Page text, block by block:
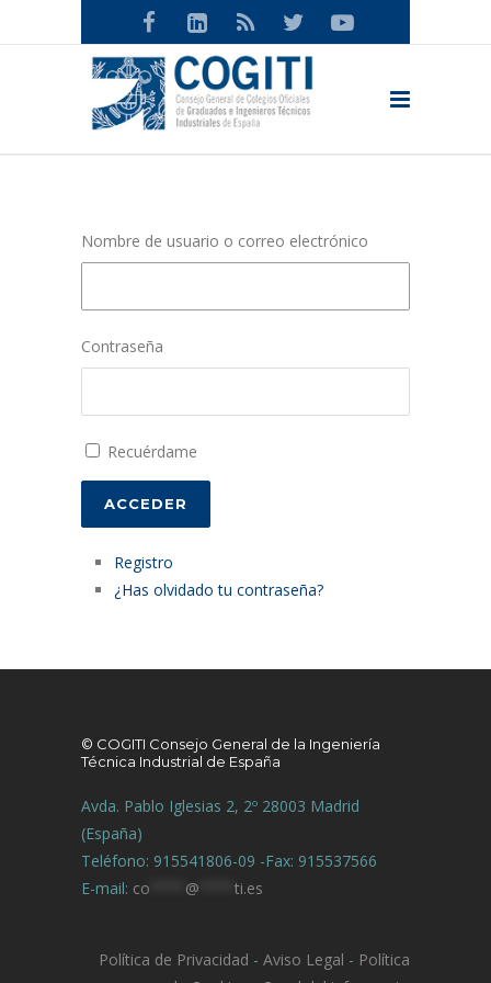
Nombre de usuario o correo electrónico
Contraseña
Recuérdame
ACCEDER
Registro
¿Has olvidado tu contraseña?
© COGITI Consejo General de la Ingeniería
Técnica Industrial de España
Avda. Pablo Iglesias 2, 2º 28003 Madrid
(España)
Teléfono: 915541806-09 -Fax: 915537566
E-mail: co @ ti.es
Política de Privacidad - Aviso Legal - Política